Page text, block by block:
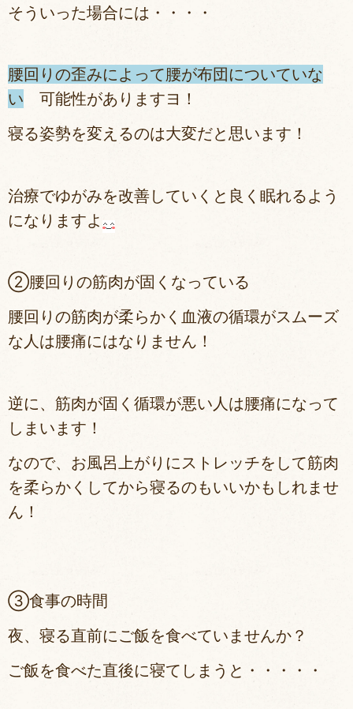
そういった場合には・・・・
腰回りの歪みによって腰が布団についていな
い 可能性がありますヨ！
寝る姿勢を変えるのは大変だと思います！
治療でゆがみを改善していくと良く眠れるよう
になりますよ
②腰回りの筋肉が固くなっている
腰回りの筋肉が柔らかく血液の循環がスムーズ
な人は腰痛にはなりません！
逆に、 筋肉が固く循環が悪い人は腰痛になって
しまいます！
なので、お風呂上がりにストレッチをして筋肉
を柔らかくしてから寝るのもいいかもしれませ
ん！
③食事の時間
夜、寝る直前にご飯を食べていませんか？
ご飯を食べた直後に寝てしまうと・・・・・